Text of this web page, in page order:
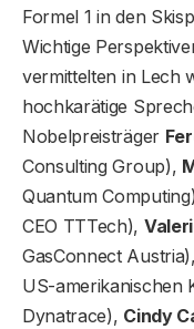
Formel 1 in den
Wichtige
vermittelten in Lech
hochkarätige
Nobelpreisträger
Consulting Group),
Quantum
CEO TTTech),
GasConnect
US-amerikanischen
Dynatrace), Cindy